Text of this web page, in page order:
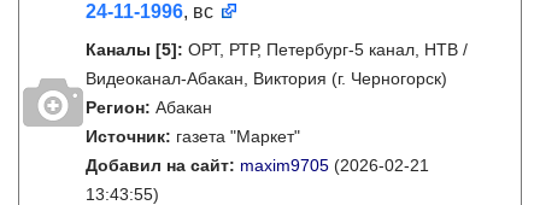
24-11-1996, вс
Каналы [5]: ОРТ, РТР, Петербург-5 канал, НТВ /
Видеоканал-Абакан, Виктория (г. Черногорск)
Регион: Абакан
Источник: газета "Маркет"
Добавил на сайт: maxim9705 (2026-02-21
13:43:55)